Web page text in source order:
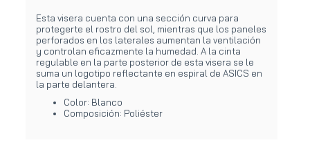
Esta visera cuenta con una sección curva para
protegerte el rostro del sol, mientras que los paneles
perforados en los laterales aumentan la ventilación
y controlan eficazmente la humedad. A la cinta
regulable en la parte posterior de esta visera se le
suma un logotipo reflectante en espiral de ASICS en
la parte delantera.
Color: Blanco
Composición: Poliéster